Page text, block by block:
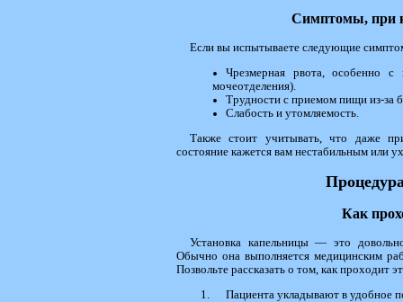
Симптомы, при
Если вы испытываете следующие
Чрезмерная рвота, особенно с
мочеотделения).
Трудности с приемом пищи из-за
Слабость и утомляемость.
Также стоит учитывать, что даже
состояние кажется вам нестабильным или
Как
Установка капельницы — это
Обычно она выполняется медицинским
Позвольте рассказать о том, как проходит
Пациента укладывают в удобное